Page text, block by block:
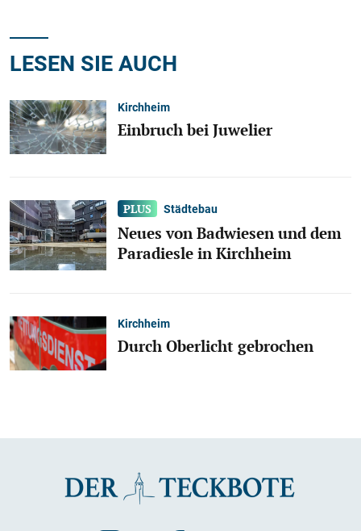
LESEN SIE AUCH
Kirchheim
Einbruch bei Juwelier
Städtebau
Neues von Badwiesen und dem
Paradiesle in Kirchheim
Kirchheim
Durch Oberlicht gebrochen